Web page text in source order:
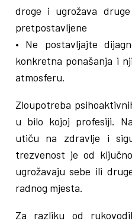
droge i ugrožava
pretpostavljene
• Ne postavljajte
konkretna ponašanja i
atmosferu.
Zloupotreba
u bilo kojoj profesiji.
utiču na zdravlje i
trezvenost je od
ugrožavaju sebe ili
radnog mjesta.
Za razliku od